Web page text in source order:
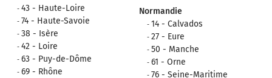
43 - Haute-Loire
74 - Haute-Savoie
38 - Isère
42 - Loire
63 - Puy-de-Dôme
69 - Rhône
Normandie
14 - Calvados
27 - Eure
50 - Manche
61 - Orne
76 - Seine-Maritime